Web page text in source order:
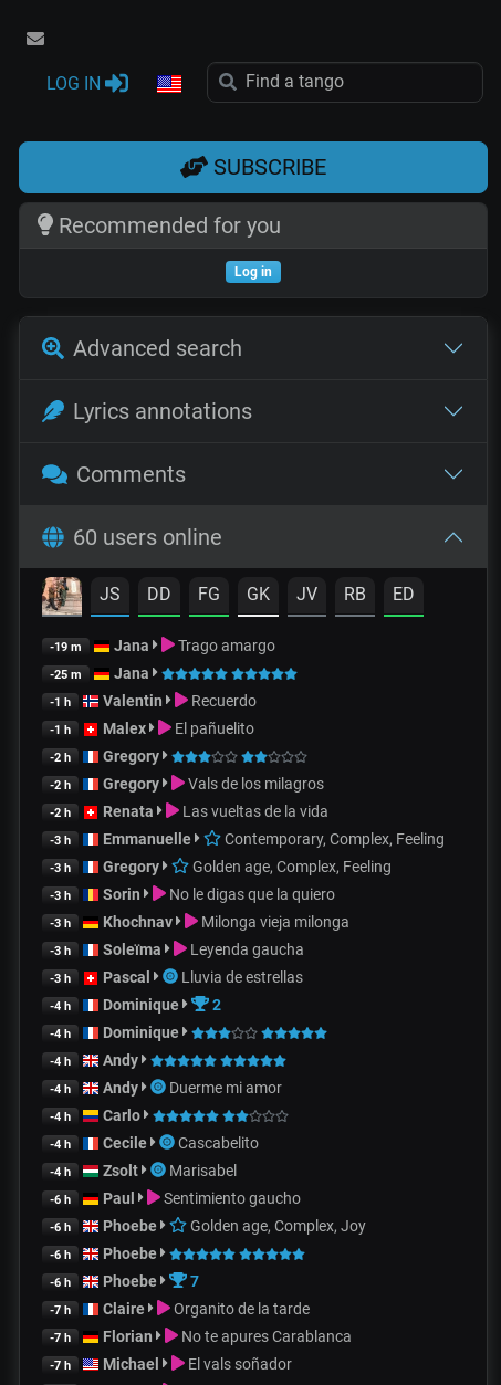
LOG IN
SUBSCRIBE
Recommended for you
Log in
Advanced search
Lyrics annotations
Comments
60 users online
JS DD FG GK JV RB ED
-19 m Jana Trago amargo
-25 m Jana
-1 h Valentin Recuerdo
-1 h Malex El pañuelito
-2 h Gregory
-2 h Gregory Vals de los milagros
-2 h Renata Las vueltas de la vida
-3 h Emmanuelle Contemporary, Complex, Feeling
-3 h Gregory Golden age, Complex, Feeling
-3 h Sorin No le digas que la quiero
-3 h Khochnav Milonga vieja milonga
-3 h Soleïma Leyenda gaucha
-3 h Pascal Lluvia de estrellas
-4 h Dominique 2
-4 h Dominique
-4 h Andy
-4 h Andy Duerme mi amor
-4 h Carlo
-4 h Cecile Cascabelito
-4 h Zsolt Marisabel
-6 h Paul Sentimiento gaucho
-6 h Phoebe Golden age, Complex, Joy
-6 h Phoebe
-6 h Phoebe 7
-7 h Claire Organito de la tarde
-7 h Florian No te apures Carablanca
-7 h Michael El vals soñador